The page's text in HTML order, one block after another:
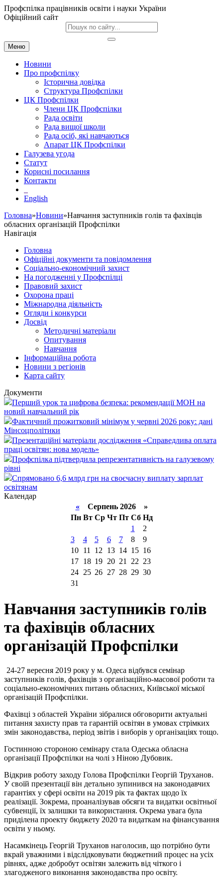
Профспілка працівників освіти і науки України
Офіційний сайт
Меню
Новини
Про профспілку
Історична довідка
Структура Профспілки
ЦК Профспілки
Члени ЦК Профспілки
Рада освіти
Рада вищої школи
Рада осіб, які навчаються
Апарат ЦК Профспілки
Галузева угода
Статут
Корисні посилання
Контакти
English
Головна»Новини»Навчання заступників голів та фахівців
обласних організацій Профспілки
Навігація
Головна
Офіційні документи та повідомлення
Соціально-економічний захист
На погодженні у Профспілці
Правовий захист
Охорона праці
Міжнародна діяльність
Огляди і конкурси
Досвід
Методичні матеріали
Опитування
Навчання
Інформаційна робота
Новини з регіонів
Карта сайту
Документи
Перший урок та цифрова безпека: рекомендації МОН на
новий навчальний рік
Фактичний прожитковий мінімум у червні 2026 року: дані
Мінсоцполітики
Презентаційні матеріали дослідження «Справедлива оплата
праці освітян: нова модель»
Профспілка підтвердила репрезентативність на галузевому
рівні
Спрямовано 6,6 млрд грн на своєчасну виплату зарплат
освітянам
Календар
«Серпень 2026 »
Пн Вт Ср Чт Пт Сб Нд
1
2
3
4 5 6 7 8
9
10
11 12 13 14 15 16
17
18 19 20 21 22 23
24
25 26 27 28 29 30
31
Навчання заступників голів
та фахівців обласних
організацій Профспілки
24-27 вересня 2019 року у м. Одеса відбувся семінар
заступників голів, фахівців з організаційно-масової роботи та
соціально-економічних питань обласних, Київської міської
організацій Профспілки.
Фахівці з областей України зібралися обговорити актуальні
питання захисту прав та гарантій освітян в умовах стрімких
змін законодавства, період звітів і виборів у організаціях тощо.
Гостинною стороною семінару стала Одеська обласна
організації Профспілки на чолі з Ніною Дубовик.
Відкрив роботу заходу Голова Профспілки Георгій Труханов.
У своїй презентації він детально зупинився на законодавчих
гарантіях у сфері освіти на 2019 рік та фактах щодо їх
реалізації. Зокрема, проаналізував обсяги та видатки освітньої
субвенції, їх залишки та використання. Окрема увага була
приділена проекту бюджету 2020 та видаткам на фінансування
освіти у ньому.
Насамкінець Георгій Труханов наголосив, що потрібно бути
вкрай уважними і відслідковувати бюджетний процес на усіх
рівнях, адже добробут освітян залежить від чіткого і
злагодженого виконання законодавства про освіту.